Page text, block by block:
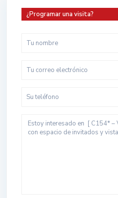
¿Programar una visita?